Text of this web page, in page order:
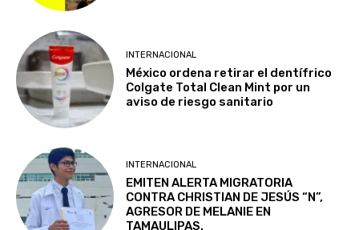
INTERNACIONAL
México ordena retirar el dentífrico
Colgate Total Clean Mint por un
aviso de riesgo sanitario
INTERNACIONAL
EMITEN ALERTA MIGRATORIA
CONTRA CHRISTIAN DE JESÚS “N”,
AGRESOR DE MELANIE EN
TAMAULIPAS.